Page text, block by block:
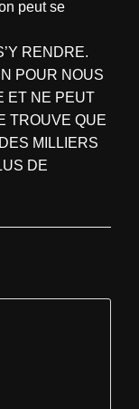
peut se
RENDRE.
POUR NOUS
ET NE PEUT
TROUVE QUE
MILLIERS
DE